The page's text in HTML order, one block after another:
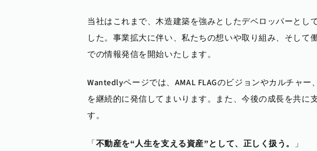
当社はこれまで、木造建築を強みとしたデベロッパーとし
した。事業拡大に伴い、私たちの想いや取り組み、そし
での情報発信を開始いたします。
Wantedlyページでは、AMAL FLAGのビジョンやカルチャ
を継続的に発信してまいります。また、今後の成長を共
す。
「不動産を“人生を支える資産”として、正しく扱う。 」